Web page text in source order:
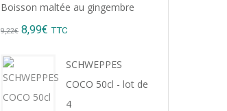
Boisson maltée au gingembre
9,22€ Original
was:
9,22€.
8,99€ Current
is:
8,99€.
TTC
SCHWEPPES
COCO 50cl - lot de
4